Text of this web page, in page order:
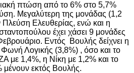
πτώση από το 6% στο 5,7%
Μεγαλύτερη της μονάδας (1,2
Πλεύση Ελευθερίας, ενώ και η
έχει χάσει 9 μονάδες
Εντός
Βουλής δείχνει η
Φωνή Λογικής (3,8%) , όσο και το
με 1,4%, η Νίκη με 1,2% και το
εκτός Βουλής.